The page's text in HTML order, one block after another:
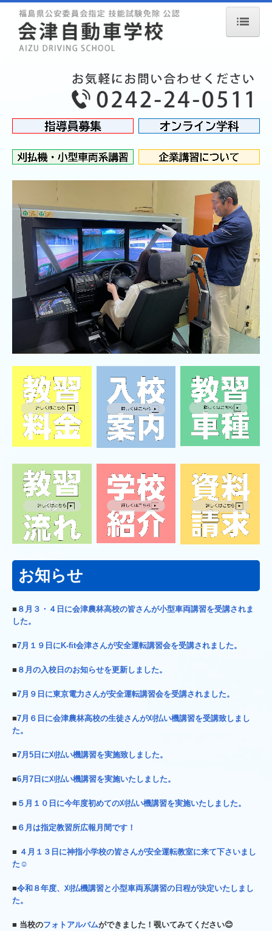
ホーム
ペーパードライバー講習
教習について
入校手続き
入校早期予約
休校日
教習の流れ
教習料金一覧
教習車種
小型車両・刈払機講習
小型車両系講習
刈払い機講習
学校案内
指導員紹介
会津自動車学校フォトアルバム
講習実績
資料請求
採用情報
お知らせ
■ ８月３・４日に会津農林高校の皆さんが小型車両講習を受講されま
した。
■7月１９日にK-fit会津さんが安全運転講習会を受講されました。
■ ８月の入校日のお知らせを更新しました。
■7月９日に東京電力さんが安全運転講習会を受講されました。
■7月６日に会津農林高校の生徒さんが刈払い機講習を受講致しまし
た。
■7月5日に刈払い機講習を実施致しました。
■6月7日に刈払い機講習を実施いたしました。
■ ５月１０日に今年度初めての刈払い機講習を実施いたしました。
■ ６月は指定教習所広報月間です！
■ ４月１３日に神指小学校の皆さんが安全運転教室に来て下さいまし
た☺
■令和８年度、刈払機講習と小型車両系講習の日程が決定いたしまし
た。
■ 当校のフォトアルバムができました！覗いてみてください😊